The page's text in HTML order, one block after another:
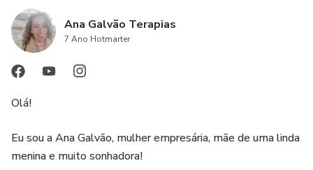
praticidade para quem deseja estudar e praticar a magia
em qualquer lugar e a qualquer momento.
Ana Galvão Terapias
7 Ano Hotmarter
Olá!
Eu sou a Ana Galvão, mulher empresária, mãe de uma linda
menina e muito sonhadora!